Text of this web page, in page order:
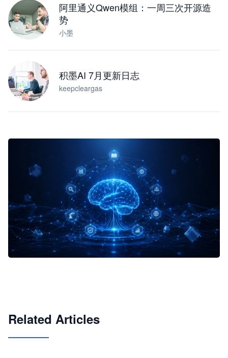
阿里通义Qwen模组：一周三次开源造
势
小墨
积墨AI 7月更新日志
keepcleargas
Related Articles